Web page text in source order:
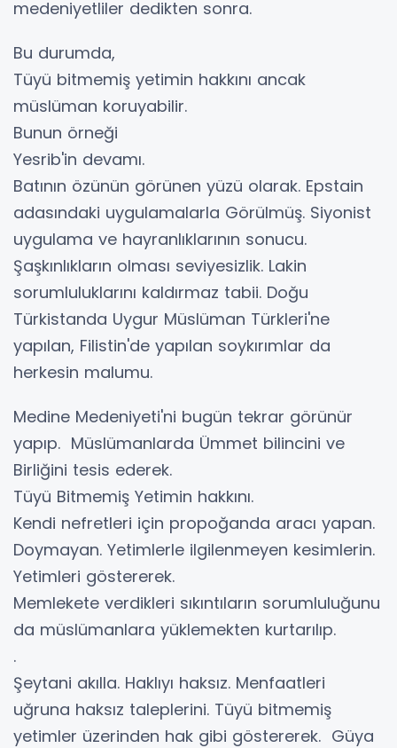
medeniyetliler dedikten sonra.
Bu durumda,
Tüyü bitmemiş yetimin hakkını ancak
müslüman koruyabilir.
Bunun örneği
Yesrib'in devamı.
Batının özünün görünen yüzü olarak. Epstain
adasındaki uygulamalarla Görülmüş. Siyonist
uygulama ve hayranlıklarının sonucu.
Şaşkınlıkların olması seviyesizlik. Lakin
sorumluluklarını kaldırmaz tabii. Doğu
Türkistanda Uygur Müslüman Türkleri'ne
yapılan, Filistin'de yapılan soykırımlar da
herkesin malumu.
Medine Medeniyeti'ni bugün tekrar görünür
yapıp. Müslümanlarda Ümmet bilincini ve
Birliğini tesis ederek.
Tüyü Bitmemiş Yetimin hakkını.
Kendi nefretleri için propoğanda aracı yapan.
Doymayan. Yetimlerle ilgilenmeyen kesimlerin.
Yetimleri göstererek.
Memlekete verdikleri sıkıntıların sorumluluğunu
da müslümanlara yüklemekten kurtarılıp.
.
Şeytani akılla. Haklıyı haksız. Menfaatleri
uğruna haksız taleplerini. Tüyü bitmemiş
yetimler üzerinden hak gibi göstererek. Güya